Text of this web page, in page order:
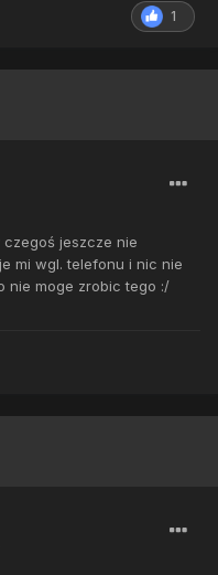
1
czegoś jeszcze nie
mi wgl. telefonu i nic nie
nie moge zrobic tego :/